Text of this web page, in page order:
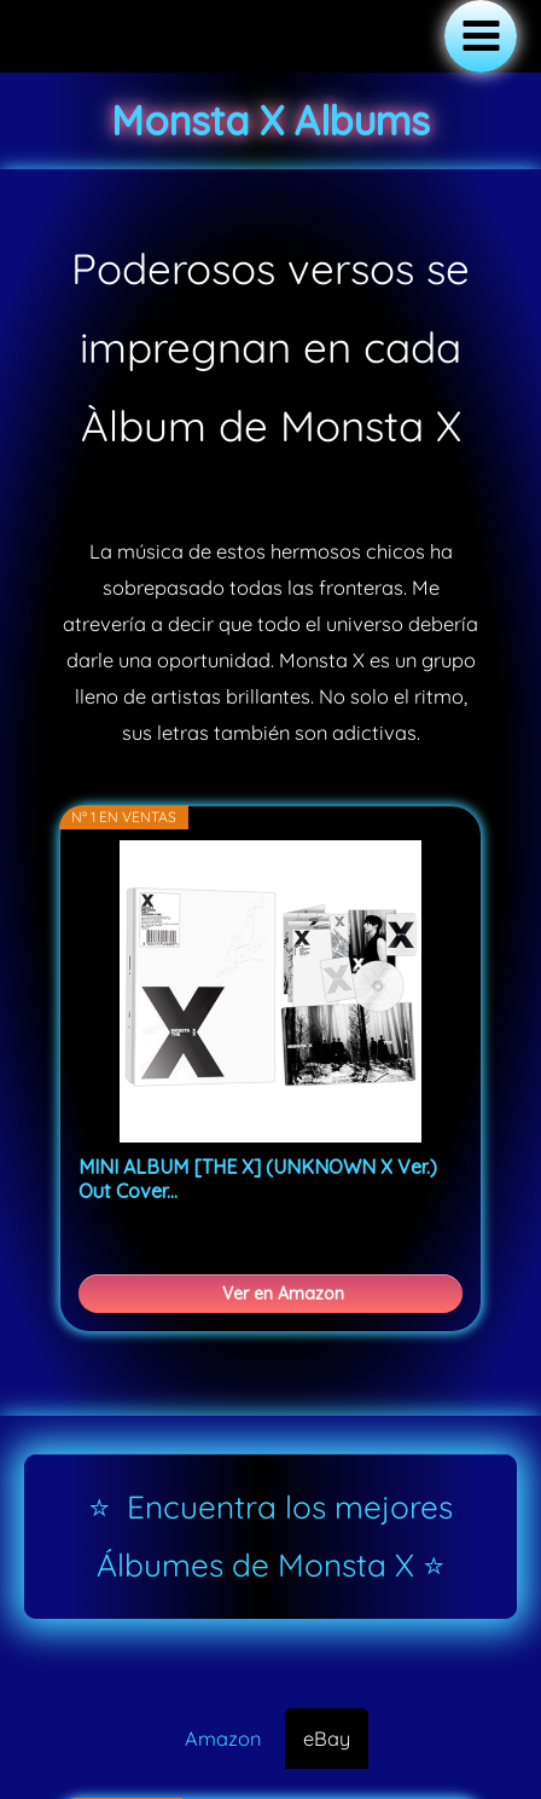
Main
Monsta X Albums
Poderosos versos se
impregnan en cada
Àlbum de Monsta X
La música de estos hermosos chicos ha
sobrepasado todas las fronteras. Me
atrevería a decir que todo el universo debería
darle una oportunidad. Monsta X es un grupo
lleno de artistas brillantes. No solo el ritmo,
sus letras también son adictivas.
Nº 1 EN VENTAS
MINI ALBUM [THE X] (UNKNOWN X Ver.)
Out Cover...
Ver en Amazon
⭐ Encuentra los mejores
Álbumes de Monsta X ⭐
Amazon eBay